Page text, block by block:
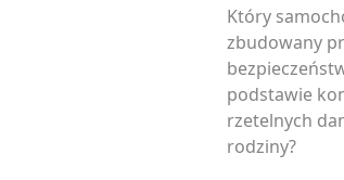
Który
zbudowany
podstawie
rzetelnych
rodziny?